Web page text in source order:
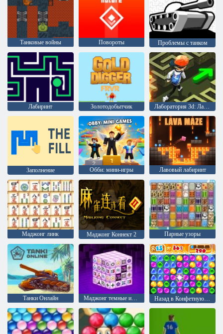
Танковые войны Повороты Проблемы с танком
Лабиринт Золотодобытчик
Заполнение Обби: мини-игры Лавовый лабиринт
Маджонг линк Маджонг Коннект 2 Парные узоры
Танки Онлайн Маджонг темные измерения Назад в Конфетную страну: Эпизод 1